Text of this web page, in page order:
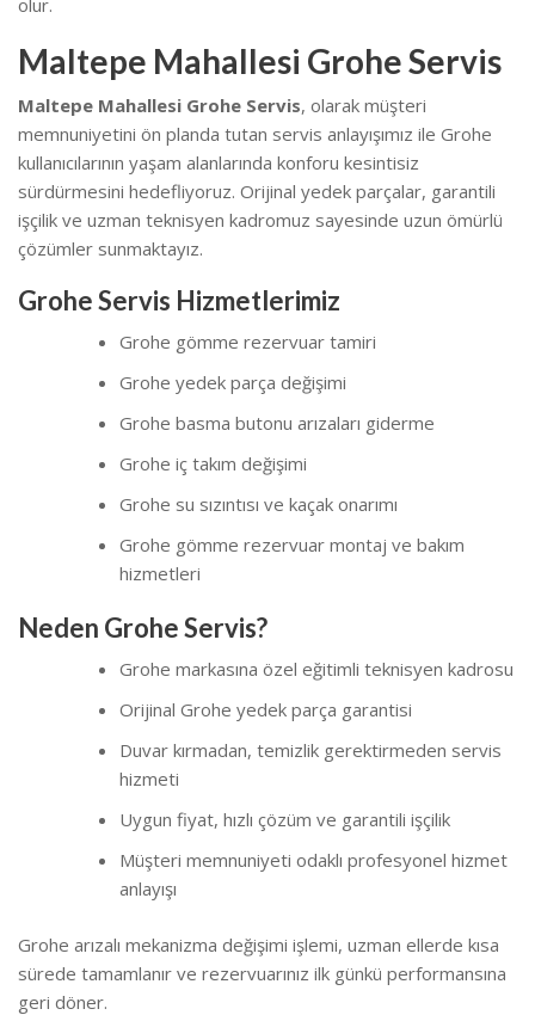
Maltepe Mahallesi Grohe Servis
Maltepe Mahallesi Grohe Servis, olarak müşteri
memnuniyetini ön planda tutan servis anlayışımız ile Grohe
kullanıcılarının yaşam alanlarında konforu kesintisiz
sürdürmesini hedefliyoruz. Orijinal yedek parçalar, garantili
işçilik ve uzman teknisyen kadromuz sayesinde uzun ömürlü
çözümler sunmaktayız.
Grohe Servis Hizmetlerimiz
Grohe gömme rezervuar tamiri
Grohe yedek parça değişimi
Grohe basma butonu arızaları giderme
Grohe iç takım değişimi
Grohe su sızıntısı ve kaçak onarımı
Grohe gömme rezervuar montaj ve bakım
hizmetleri
Neden Grohe Servis?
Grohe markasına özel eğitimli teknisyen kadrosu
Orijinal Grohe yedek parça garantisi
Duvar kırmadan, temizlik gerektirmeden servis
hizmeti
Uygun fiyat, hızlı çözüm ve garantili işçilik
Müşteri memnuniyeti odaklı profesyonel hizmet
anlayışı
Grohe arızalı mekanizma değişimi işlemi, uzman ellerde kısa
sürede tamamlanır ve rezervuarınız ilk günkü performansına
geri döner.